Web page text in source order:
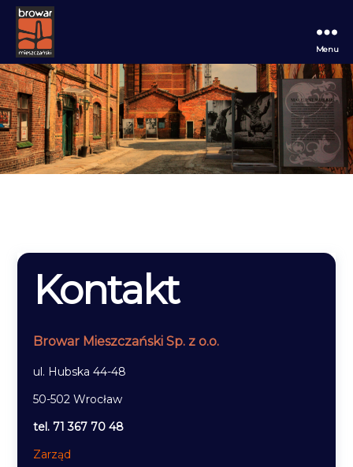
Browar
Mieszczański
Menu
Kontakt
Browar Mieszczański Sp. z o.o.
ul. Hubska 44-48
50-502 Wrocław
tel. 71 367 70 48
Zarząd